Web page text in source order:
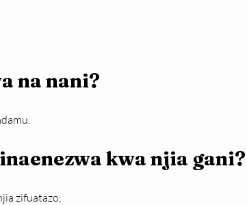
na nani?
kwa njia gani?
zifuatazo;